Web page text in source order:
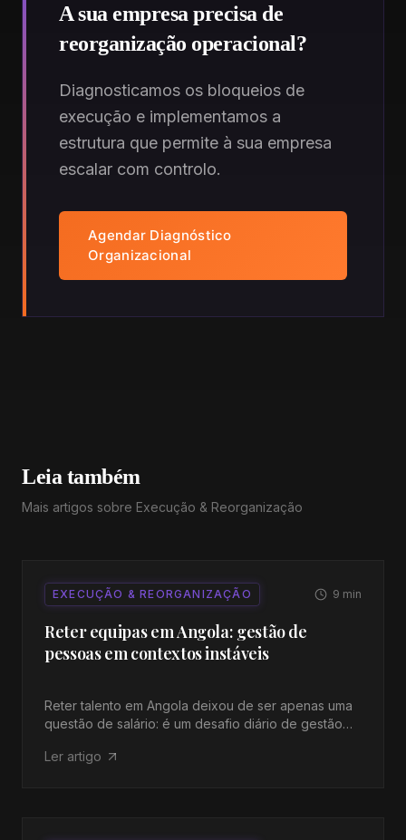
A sua empresa precisa de
reorganização operacional?
Diagnosticamos os bloqueios de
execução e implementamos a
estrutura que permite à sua empresa
escalar com controlo.
Agendar Diagnóstico
Organizacional
Leia também
Mais artigos sobre Execução & Reorganização
EXECUÇÃO & REORGANIZAÇÃO 9 min
Reter equipas em Angola: gestão de
pessoas em contextos instáveis
Reter talento em Angola deixou de ser apenas uma
questão de salário: é um desafio diário de gestão
concorrência agressiva e recursos limitados. Este
Ler artigo